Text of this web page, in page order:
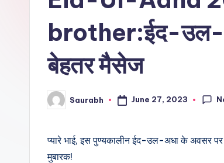
विश्वbrother:ईद-उल-
बेहतर मैसेज
Posted
by
Saurabh June 27, 2023
प्यारे भाई, इस पुण्यकालीन ईद-उल-अधा के अवसर पर
मुबारक!